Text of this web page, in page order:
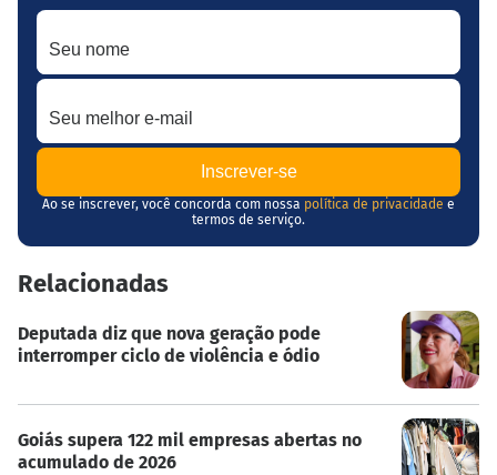
Seu nome
Seu melhor e-mail
Ao se inscrever, você concorda com nossa política de privacidade e
termos de serviço.
Relacionadas
Deputada diz que nova geração pode
interromper ciclo de violência e ódio
Goiás supera 122 mil empresas abertas no
acumulado de 2026